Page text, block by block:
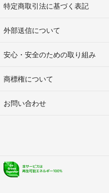
特定商取引法に基づく表記
外部送信について
安心・安全のための取り組み
商標権について
お問い合わせ